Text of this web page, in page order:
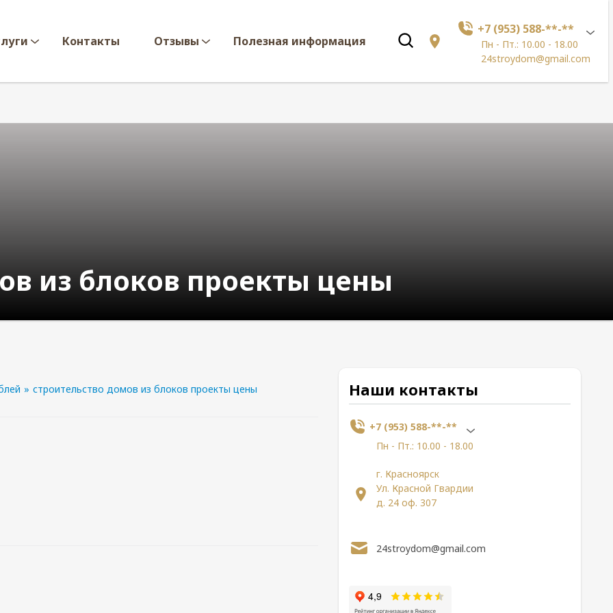
Контакты Отзывы Полезная информация
+7 (953) 588-**-**
Пн - Пт.: 10.00 - 18.00
24stroydom@gmail.com
из блоков проекты цены
» строительство домов из блоков проекты цены Наши контакты
+7 (953) 588-**-**
Пн - Пт.: 10.00 - 18.00
г. Красноярск
Ул. Красной Гвардии
д. 24 оф. 307
24stroydom@gmail.com